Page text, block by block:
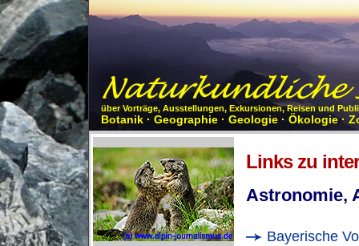
über Vorträge, Ausstellungen, Exkursionen, Reisen und
Botanik · Geographie · Geologie · Ökologie ·
Links zu
Astronomie,
Bayerische